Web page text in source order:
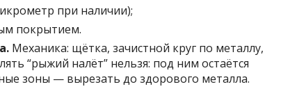
при наличии);
покрытием.
Механика: щётка, зачистной круг по металлу,
“рыжий налёт” нельзя: под ним остаётся
зоны — вырезать до здорового металла.